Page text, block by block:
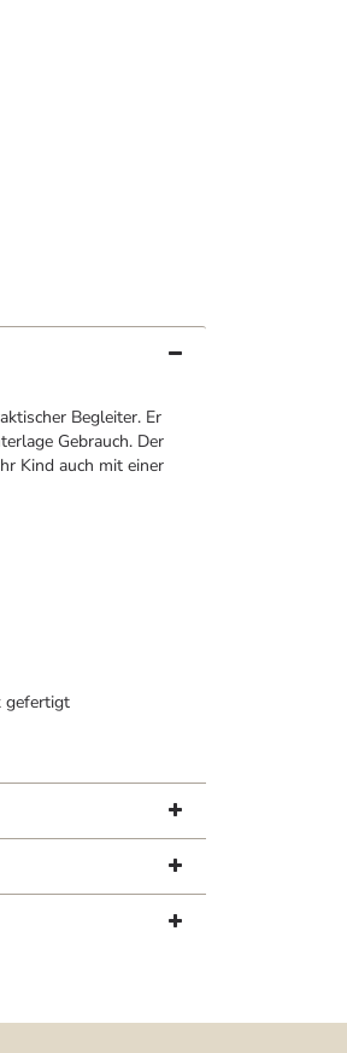
Begleiter. Er
Gebrauch. Der
Kind auch mit einer
gefertigt